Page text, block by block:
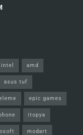
amd
asus tuf
epic games
itopya
modart